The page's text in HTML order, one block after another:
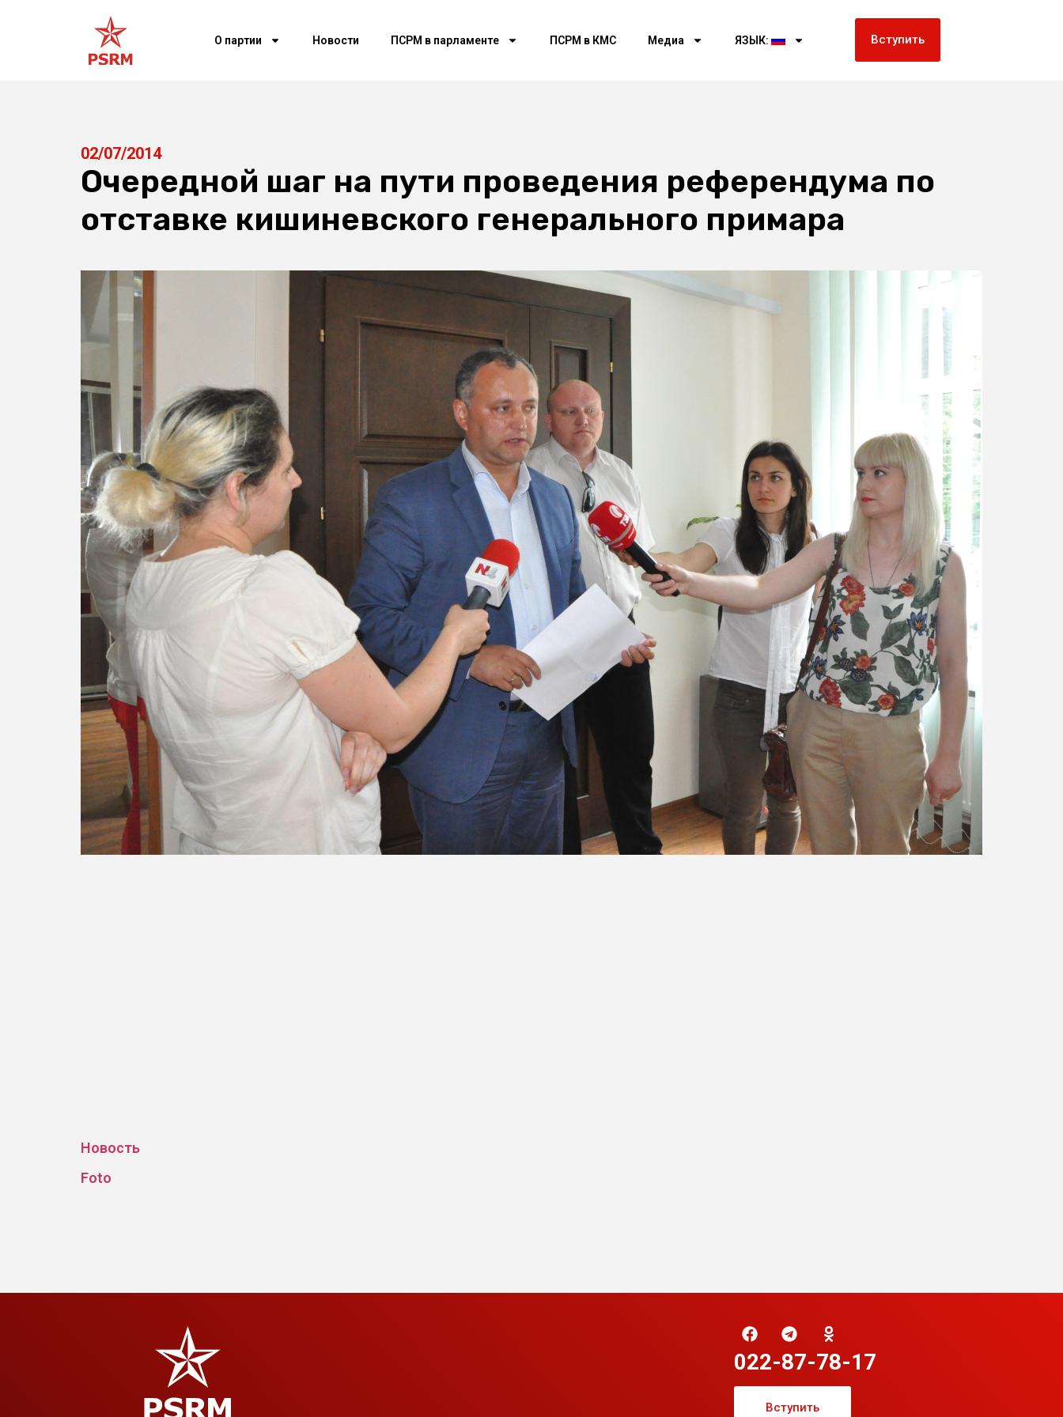
О партии Новости ПСРМ в парламенте ПСРМ в КМС Медиа ЯЗЫК: Вступить
02/07/2014
Очередной шаг на пути проведения референдума по
отставке кишиневского генерального примара
Новость
Foto
022-87-78-17
Вступить